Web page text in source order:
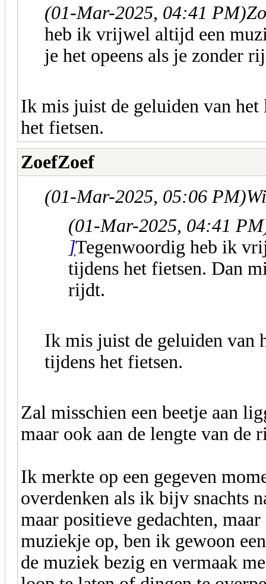
(01-Mar-2025, 04:41 PM)
heb ik vrijwel altijd een
je het opeens als je zonder
Ik mis juist de geluiden van
het fietsen.
ZoefZoef
(01-Mar-2025, 05:06 PM)
(01-Mar-2025, 04:41
]Tegenwoordig heb ik
tijdens het fietsen. Dan
rijdt.
Ik mis juist de geluiden van
tijdens het fietsen.
Zal misschien een beetje aan
maar ook aan de lengte van de
Ik merkte op een gegeven
overdenken als ik bijv snachts
maar positieve gedachten,
muziekje op, ben ik gewoon
de muziek bezig en vermaak